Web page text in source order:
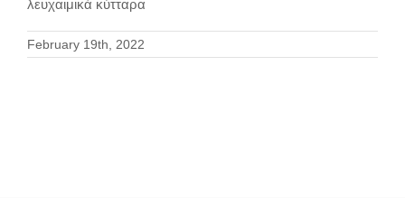
λευχαιμικά κύτταρα
February 19th, 2022